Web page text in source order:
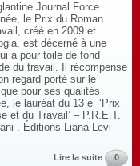
Journal Force
le Prix du Roman
créé en 2009 et
est décerné à une
a pour toile de fond
du travail. Il récompense
regard porté sur le
pour ses qualités
le lauréat du 13 e ‘Prix
et du Travail’ – P.R.E.T.
. Éditions Liana Levi
Lire la suite 0